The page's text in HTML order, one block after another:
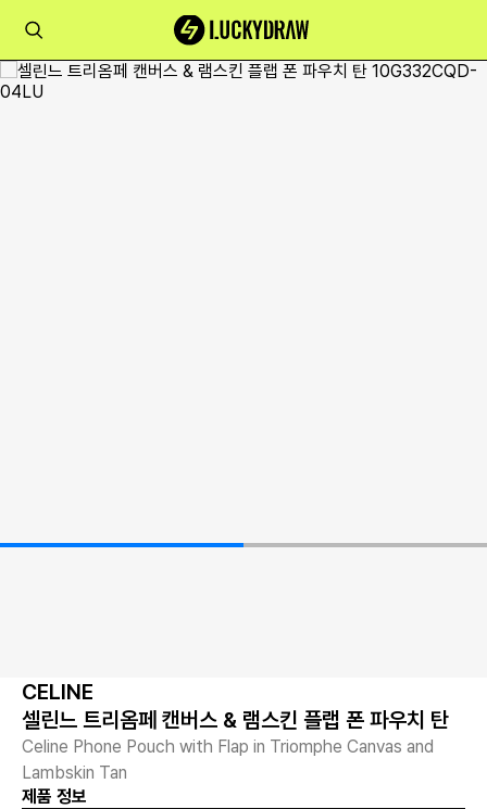
CELINE
셀린느 트리옴페 캔버스 & 램스킨 플랩 폰 파우치 탄
Celine Phone Pouch with Flap in Triomphe Canvas and
Lambskin Tan
제품 정보